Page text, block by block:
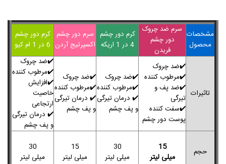
مشخصات
محصول
سرم ضد چروک
دور چشم
فریدن
کرم دور چشم
4 در 1 اریکه
سرم دور چشم
اکسپرتیج آردن
کرم دور چشم
6 در 1 ام کیو
تاثیرات
✔️ضد چروک
✔️مرطوب کننده
✔️ضد پف و
تیرگی
✔️سفت کننده
پوست دور چشم
✔️ضد چروک
✔️مرطوب کننده
✔️ درمان تیرگی
و پف چشم
✔️ضد چروک
✔️مرطوب کننده
✔️ درمان تیرگی
و پف چشم
✔️ضد چروک
✔️مرطوب کننده
✔️افزایش
خاصیت
ارتجاعی
✔️ درمان تیرگی
و پف چشم
حجم
15
میلی لیتر
30
میلی لیتر
15
میلی لیتر
30
میلی لیتر